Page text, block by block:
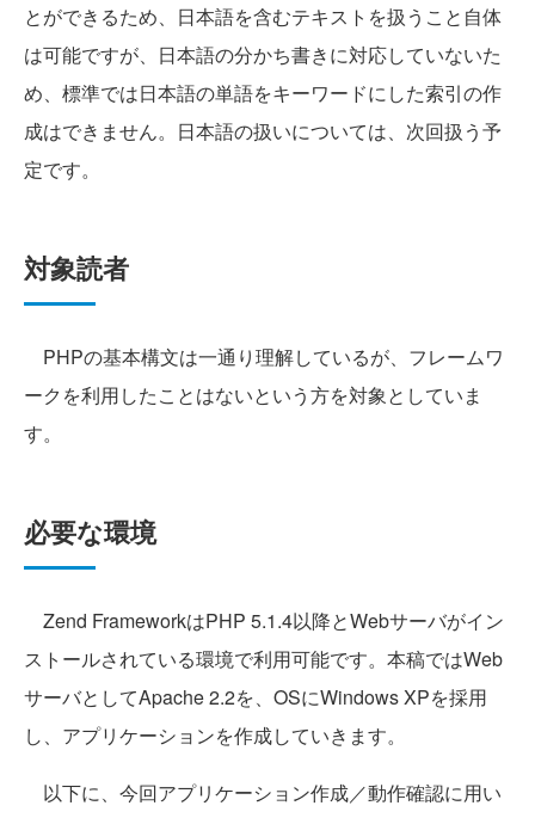
とができるため、日本語を含むテキストを扱うこと自体
は可能ですが、日本語の分かち書きに対応していないた
め、標準では日本語の単語をキーワードにした索引の作
成はできません。日本語の扱いについては、次回扱う予
定です。
対象読者
PHPの基本構文は一通り理解しているが、フレームワ
ークを利用したことはないという方を対象としていま
す。
必要な環境
Zend FrameworkはPHP 5.1.4以降とWebサーバがイン
ストールされている環境で利用可能です。本稿ではWeb
サーバとしてApache 2.2を、OSにWindows XPを採用
し、アプリケーションを作成していきます。
以下に、今回アプリケーション作成／動作確認に用い